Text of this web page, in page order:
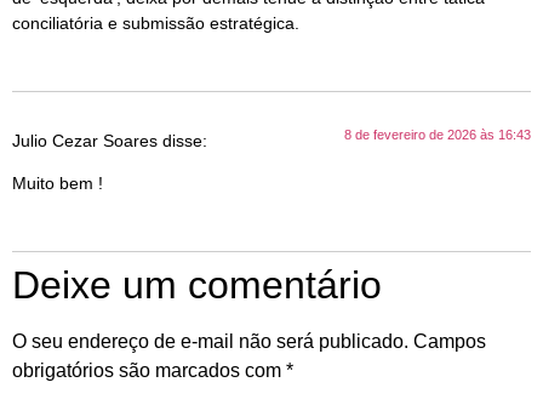
conciliatória e submissão estratégica.
Julio Cezar Soares disse: 8 de fevereiro de 2026 às 16:43
Muito bem !
Deixe um comentário
O seu endereço de e-mail não será publicado. Campos
obrigatórios são marcados com *